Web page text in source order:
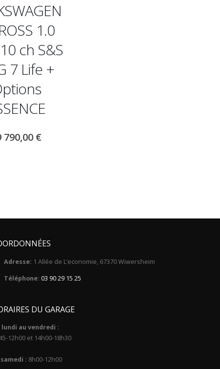
1.0
ch S&S
7 Life +
790,00 €
Adresse: 1 Allée de L’economie, 67370 Wiwersheim
Téléphone: 03 90 29 15 25
DU GARAGE
lundi au vendredi :
12h00 et 14h00-18h30
: 8h00-12h00